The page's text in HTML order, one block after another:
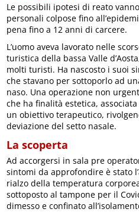
Le possibili ipotesi di reato
personali colpose fino
pena fino a 12 anni di carcere.
L’uomo aveva lavorato nelle
turistica della bassa Valle
molti turisti. Ha nascosto i suoi
che stavano per sottoporlo ad
naso. Una operazione non
che ha finalità estetica,
un obiettivo terapeutico,
deviazione del setto nasale.
La scoperta
Ad accorgersi in sala pre
sintomi da approfondire è stato
rialzo della temperatura
sottoposto al tampone per il
dimesso e confinato